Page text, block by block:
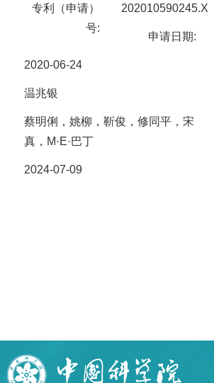
专利（申请）
号:
202010590245.X
申请日期:
2020-06-24
温兆银
蔡明俐，姚柳，靳俊，修同平，宋
真，M·E·巴丁
2024-07-09